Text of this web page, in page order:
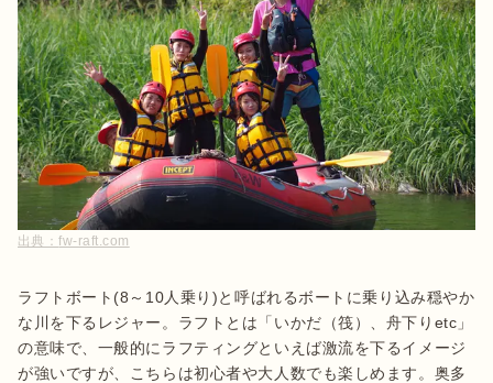
出典：fw-raft.com
ラフトボート(8～10人乗り)と呼ばれるボートに乗り込み穏やか
な川を下るレジャー。ラフトとは「いかだ（筏）、舟下りetc」
の意味で、一般的にラフティングといえば激流を下るイメージ
が強いですが、こちらは初心者や大人数でも楽しめます。奥多